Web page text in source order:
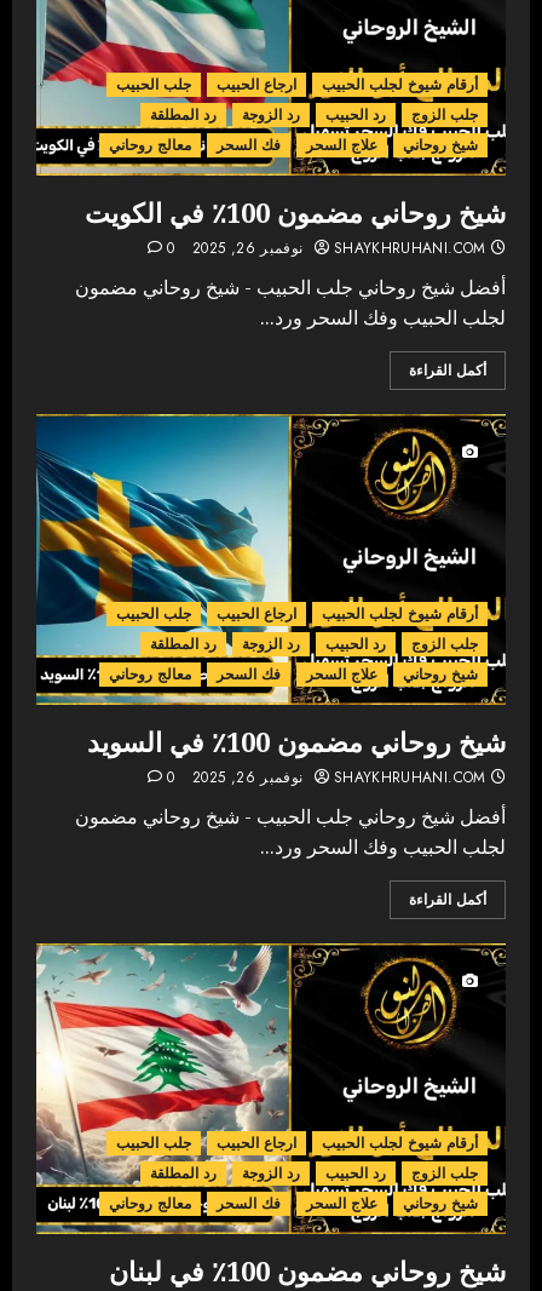
أرقام شيوخ لجلب الحبيب ارجاع الحبيب
جلب الحبيب
جلب الزوج
رد الحبيب رد الزوجة
رد المطلقة
شيخ روحاني
علاج السحر فك السحر معالج روحاني
شيخ روحاني مضمون 100٪ في الكويت
SHAYKHRUHANI.COM نوفمبر 26, 2025 0
أفضل شيخ روحاني جلب الحبيب - شيخ روحاني مضمون
لجلب الحبيب وفك السحر ورد...
أكمل القراءة
أرقام شيوخ لجلب الحبيب ارجاع الحبيب
جلب الحبيب
جلب الزوج
رد الحبيب رد الزوجة
رد المطلقة
شيخ روحاني
علاج السحر فك السحر معالج روحاني
شيخ روحاني مضمون 100٪ في السويد
SHAYKHRUHANI.COM نوفمبر 26, 2025 0
أفضل شيخ روحاني جلب الحبيب - شيخ روحاني مضمون
لجلب الحبيب وفك السحر ورد...
أكمل القراءة
أرقام شيوخ لجلب الحبيب ارجاع الحبيب
جلب الحبيب
جلب الزوج
رد الحبيب رد الزوجة
رد المطلقة
شيخ روحاني
علاج السحر فك السحر معالج روحاني
شيخ روحاني مضمون 100٪ في لبنان